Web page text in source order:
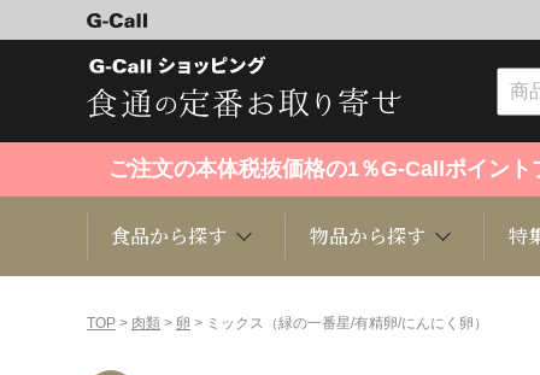
ご注文の本体税抜価格の1％G-Callポイン
食品から探す 物品から探す 特
TOP > 肉類 > 卵 > ミックス（緑の一番星/有精卵/にんにく卵）